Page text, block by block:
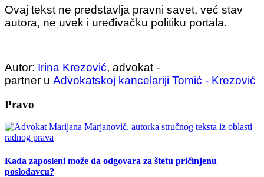
Ovaj tekst ne predstavlja pravni savet, već stav
autora, ne uvek i uređivačku politiku portala.
Autor: Irina Krezović, advokat -
partner u Advokatskoj kancelariji Tomić - Krezović
Pravo
Kada zaposleni može da odgovara za štetu pričinjenu
poslodavcu?